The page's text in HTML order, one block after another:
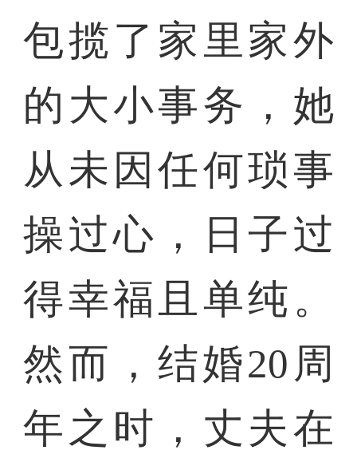
包揽了家里家外
的大小事务，她
从未因任何琐事
操过心，日子过
得幸福且单纯。
然而，结婚20周
年之时，丈夫在